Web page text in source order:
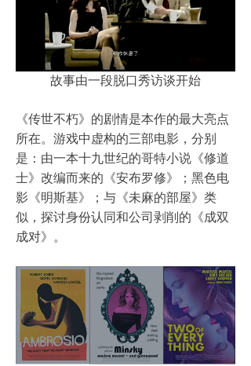
故事由一段脱口秀访谈开始
《传世不朽》的剧情是本作的最大亮点
所在。游戏中虚构的三部电影，分别
是：由一本十九世纪的哥特小说《修道
士》改编而来的《安布罗修》；黑色电
影《明斯基》；与《未麻的部屋》类
似，探讨身份认同和公司剥削的《成双
成对》。